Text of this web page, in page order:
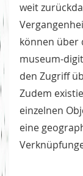
weit
können über
museum-
den Zugriff
Zudem
einzelnen
eine